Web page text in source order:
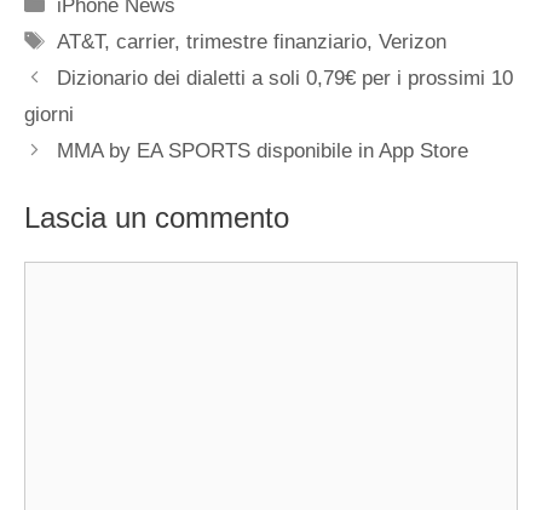
iPhone News
Tag
AT&T,carrier,trimestre finanziario,Verizon
Dizionario dei dialetti a soli 0,79€ per i prossimi 10
giorni
MMA by EA SPORTS disponibile in App Store
Lascia un commento